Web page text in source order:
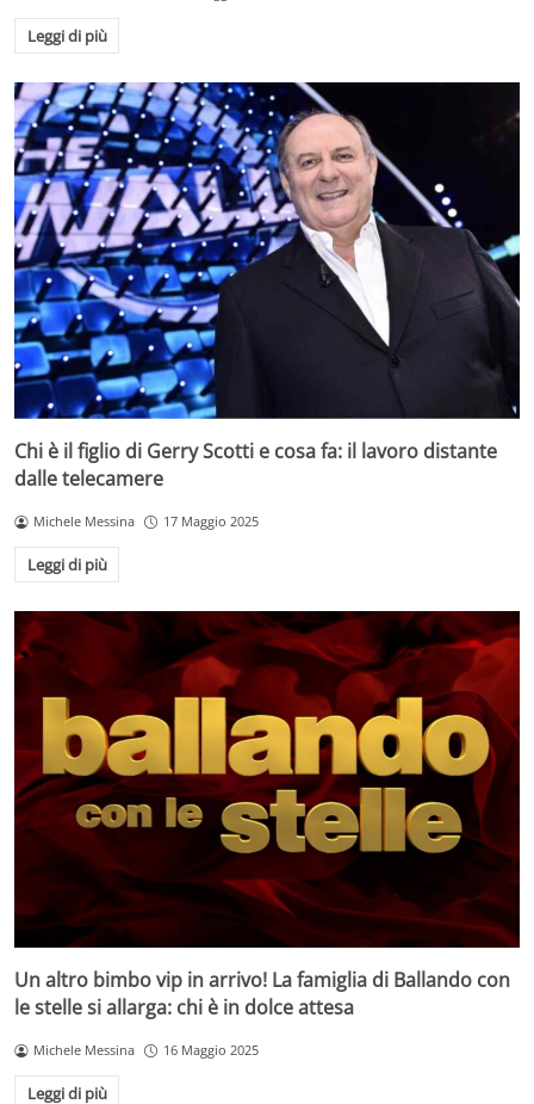
Leggi di più
Chi è il figlio di Gerry Scotti e cosa fa: il lavoro distante
dalle telecamere
Michele Messina 17 Maggio 2025
Leggi di più
Un altro bimbo vip in arrivo! La famiglia di Ballando con
le stelle si allarga: chi è in dolce attesa
Michele Messina 16 Maggio 2025
Leggi di più